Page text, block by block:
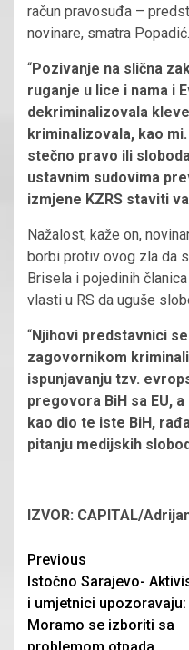
račun pravosuđa –
novinare, smatra Popadić.
“Pozivanje na slična
ruganje u lice i nama i
dekriminalizovala
kriminalizovala, kao
stečno pravo ili
ustavnim sudovima
izmjene KZRS staviti
Nažalost, kaže on,
borbi protiv ovog zla da
Brisela i pojedinih
vlasti u RS da uguše
“Njihovi predstavnici
zagovornikom
ispunjavanju tzv.
pregovora BiH sa EU,
kao dio te iste BiH,
pitanju medijskih
IZVOR: CAPITAL/
Continue
Reading
Previous
Istočno Sarajevo-
i umjetnici upozoravaju:
Moramo se izboriti sa